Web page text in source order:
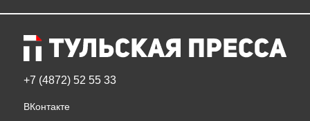
+7 (4872) 52 55 33
ВКонтакте